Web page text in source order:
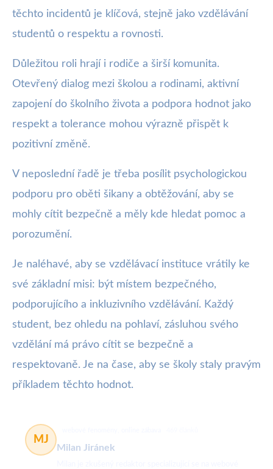
těchto incidentů je klíčová, stejně jako vzdělávání
studentů o respektu a rovnosti.
Důležitou roli hrají i rodiče a širší komunita.
Otevřený dialog mezi školou a rodinami, aktivní
zapojení do školního života a podpora hodnot jako
respekt a tolerance mohou výrazně přispět k
pozitivní změně.
V neposlední řadě je třeba posílit psychologickou
podporu pro oběti šikany a obtěžování, aby se
mohly cítit bezpečně a měly kde hledat pomoc a
porozumění.
Je naléhavé, aby se vzdělávací instituce vrátily ke
své základní misi: být místem bezpečného,
podporujícího a inkluzivního vzdělávání. Každý
student, bez ohledu na pohlaví, zásluhou svého
vzdělání má právo cítit se bezpečně a
respektovaně. Je na čase, aby se školy staly pravým
příkladem těchto hodnot.
MJ
Milan Jiránek